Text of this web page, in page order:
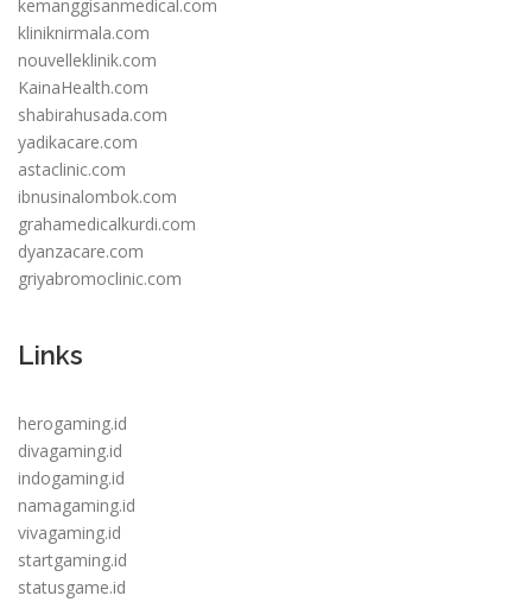
kemanggisanmedical.com
kliniknirmala.com
nouvelleklinik.com
KainaHealth.com
shabirahusada.com
yadikacare.com
astaclinic.com
ibnusinalombok.com
grahamedicalkurdi.com
dyanzacare.com
griyabromoclinic.com
Links
herogaming.id
divagaming.id
indogaming.id
namagaming.id
vivagaming.id
startgaming.id
statusgame.id